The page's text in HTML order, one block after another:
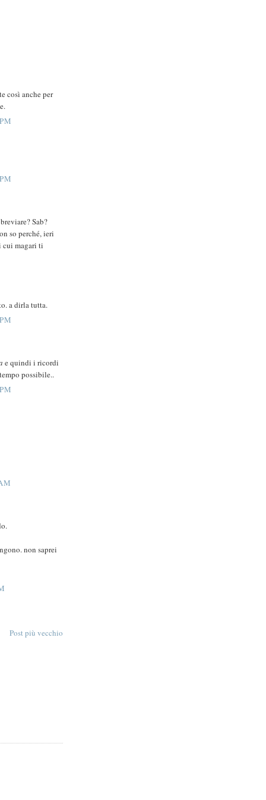
così anche per
Sab?
so perché, ieri
cui magari ti
a dirla tutta.
e quindi i ricordi
possibile..
non saprei
Post più vecchio